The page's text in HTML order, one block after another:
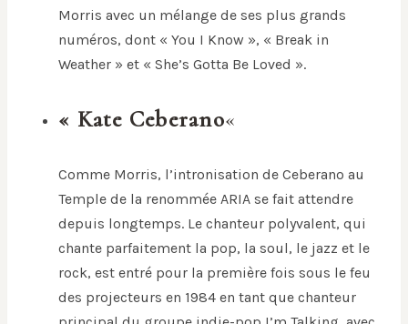
Morris avec un mélange de ses plus grands
numéros, dont « You I Know », « Break in
Weather » et « She’s Gotta Be Loved ».
« Kate Ceberano«
Comme Morris, l’intronisation de Ceberano au
Temple de la renommée ARIA se fait attendre
depuis longtemps. Le chanteur polyvalent, qui
chante parfaitement la pop, la soul, le jazz et le
rock, est entré pour la première fois sous le feu
des projecteurs en 1984 en tant que chanteur